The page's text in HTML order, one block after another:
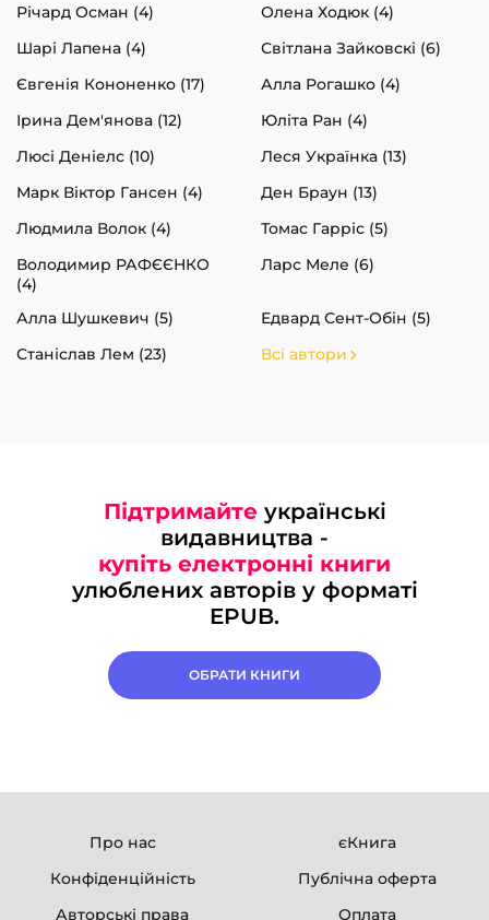
Річард Осман (4)
Олена Ходюк (4)
Шарі Лапена (4)
Світлана Зайковскі (6)
Євгенія Кононенко (17)
Алла Рогашко (4)
Ірина Дем'янова (12)
Юліта Ран (4)
Люсі Деніелс (10)
Леся Українка (13)
Марк Віктор Гансен (4)
Ден Браун (13)
Людмила Волок (4)
Томас Гарріс (5)
Володимир РАФЄЄНКО
(4)
Ларс Меле (6)
Алла Шушкевич (5)
Едвард Сент-Обін (5)
Станіслав Лем (23)
Всі автори
Підтримайте українські
видавництва -
купіть електронні книги
улюблених авторів у форматі
EPUB.
ОБРАТИ КНИГИ
Про нас
єКнига
Конфіденційність
Публічна оферта
Авторські права
Оплата